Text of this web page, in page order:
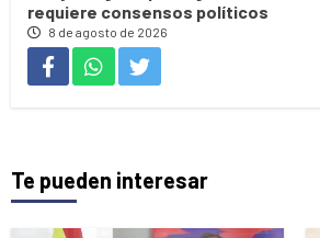
requiere consensos políticos
8 de agosto de 2026
Te pueden interesar